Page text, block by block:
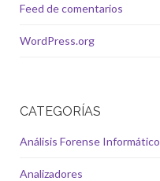
Feed de comentarios
WordPress.org
CATEGORÍAS
Análisis Forense Informático
Analizadores